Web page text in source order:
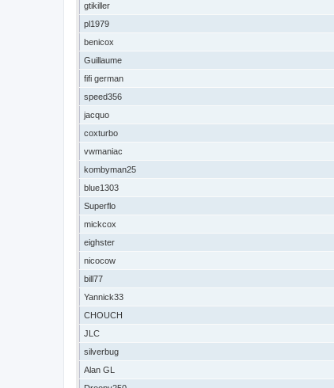
gtikiller
pl1979
benicox
Guillaume
fifi german
speed356
jacquo
coxturbo
vwmaniac
kombyman25
blue1303
Superflo
mickcox
eighster
nicocow
bill77
Yannick33
CHOUCH
JLC
silverbug
Alan GL